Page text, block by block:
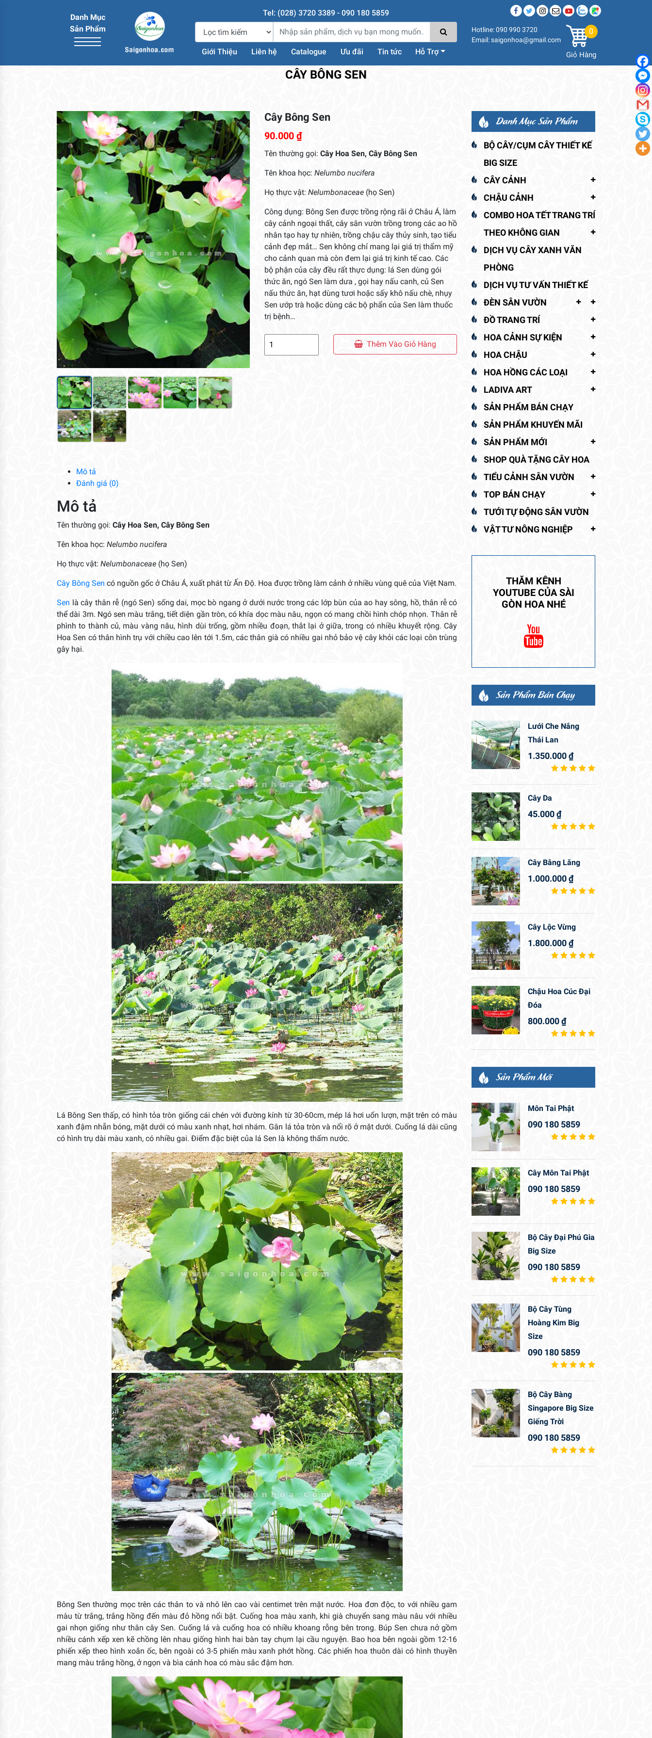
Danh Mục
Sản Phẩm
Tel: (028) 3720 3389 - 090 180 5859
Giới Thiệu Liên hệ Catalogue Ưu đãi Tin tức Hỗ Trợ
Hotline: 090 990 3720
Email: saigonhoa@gmail.com
0
Giỏ Hàng
CÂY BÔNG SEN
Cây Bông Sen
90.000 ₫
Tên thường gọi: Cây Hoa Sen, Cây Bông Sen
Tên khoa học: Nelumbo nucifera
Họ thực vật: Nelumbonaceae(họ Sen)
Công dụng: Bông Sen được trồng rộng rãi ở Châu Á, làm
cây cảnh ngoại thất, cây sân vườn trồng trong các ao hồ
nhân tạo hay tự nhiên, trồng chậu cây thủy sinh, tạo tiểu
cảnh đẹp mắt… Sen không chỉ mang lại giá trị thẩm mỹ
cho cảnh quan mà còn đem lại giá trị kinh tế cao. Các
bộ phận của cây đều rất thực dụng: lá Sen dùng gói
thức ăn, ngó Sen làm dưa , gọi hay nấu canh, củ Sen
nấu thức ăn, hạt dùng tươi hoặc sấy khô nấu chè, nhụy
Sen ướp trà hoặc dùng các bộ phẩn của Sen làm thuốc
trị bệnh…
Thêm Vào Giỏ Hàng
Mô tả
Đánh giá (0)
Mô tả
Tên thường gọi: Cây Hoa Sen, Cây Bông Sen
Tên khoa học: Nelumbo nucifera
Họ thực vật: Nelumbonaceae (họ Sen)
Cây Bông Sen có nguồn gốc ở Châu Á, xuất phát từ Ấn Độ. Hoa được trồng làm cảnh ở nhiều vùng quê của Việt Nam.
Sen là cây thân rễ (ngó Sen) sống dai, mọc bò ngang ở dưới nước trong các lớp bùn của ao hay sông, hồ, thân rễ có
thể dài 3m. Ngó sen màu trắng, tiết diện gần tròn, có khía dọc màu nâu, ngọn có mang chồi hình chóp nhọn. Thân rễ
phình to thành củ, màu vàng nâu, hình dùi trống, gồm nhiều đoạn, thắt lại ở giữa, trong có nhiều khuyết rộng. Cây
Hoa Sen có thân hình trụ với chiều cao lên tới 1.5m, các thân già có nhiều gai nhỏ bảo vệ cây khỏi các loại côn trùng
gây hại.
Lá Bông Sen thấp, có hình tỏa tròn giống cái chén với đường kính từ 30-60cm, mép lá hơi uốn lượn, mặt trên có màu
xanh đậm nhẵn bóng, mặt dưới có màu xanh nhạt, hơi nhám. Gân lá tỏa tròn và nổi rõ ở mặt dưới. Cuống lá dài cũng
có hình trụ dài màu xanh, có nhiều gai. Điểm đặc biệt của lá Sen là không thấm nước.
Bông Sen thường mọc trên các thân to và nhô lên cao vài centimet trên mặt nước. Hoa đơn độc, to với nhiều gam
màu từ trắng, trắng hồng đến màu đỏ hồng nổi bật. Cuống hoa màu xanh, khi già chuyển sang màu nâu với nhiều
gai nhọn giống như thân cây Sen. Cuống lá và cuống hoa có nhiều khoang rỗng bên trong. Búp Sen chưa nở gồm
nhiều cánh xếp xen kẽ chồng lên nhau giống hình hai bàn tay chụm lại cầu nguyện. Bao hoa bên ngoài gồm 12-16
phiến xếp theo hình xoắn ốc, bên ngoài có 3-5 phiến màu xanh phớt hồng. Các phiến hoa thuôn dài có hình thuyền
mang màu trắng hồng, ở ngọn và bìa cánh hoa có màu sắc đậm hơn.
Danh Mục Sản Phẩm
BỘ CÂY/CỤM CÂY THIẾT KẾ
BIG SIZE
CÂY CẢNH
CHẬU CẢNH
COMBO HOA TẾT TRANG TRÍ
THEO KHÔNG GIAN
DỊCH VỤ CÂY XANH VĂN
PHÒNG
DỊCH VỤ TƯ VẤN THIẾT KẾ
ĐÈN SÂN VƯỜN
ĐỒ TRANG TRÍ
HOA CẢNH SỰ KIỆN
HOA CHẬU
HOA HỒNG CÁC LOẠI
LADIVA ART
SẢN PHẨM BÁN CHẠY
SẢN PHẨM KHUYẾN MÃI
SẢN PHẨM MỚI
SHOP QUÀ TẶNG CÂY HOA
TIỂU CẢNH SÂN VƯỜN
TOP BÁN CHẠY
TƯỚI TỰ ĐỘNG SÂN VƯỜN
VẬT TƯ NÔNG NGHIỆP
THĂM KÊNH
YOUTUBE CỦA SÀI
GÒN HOA NHÉ
Sản Phẩm Bán Chạy
Lưới Che Nắng
Thái Lan
1.350.000₫
Cây Da
45.000₫
Cây Bằng Lăng
1.000.000₫
Cây Lộc Vừng
1.800.000₫
Chậu Hoa Cúc Đại
Đóa
800.000₫
Sản Phẩm Mới
Môn Tai Phật
090 180 5859
Cây Môn Tai Phật
090 180 5859
Bộ Cây Đại Phú Gia
Big Size
090 180 5859
Bộ Cây Tùng
Hoàng Kim Big
Size
090 180 5859
Bộ Cây Bàng
Singapore Big Size
Giếng Trời
090 180 5859